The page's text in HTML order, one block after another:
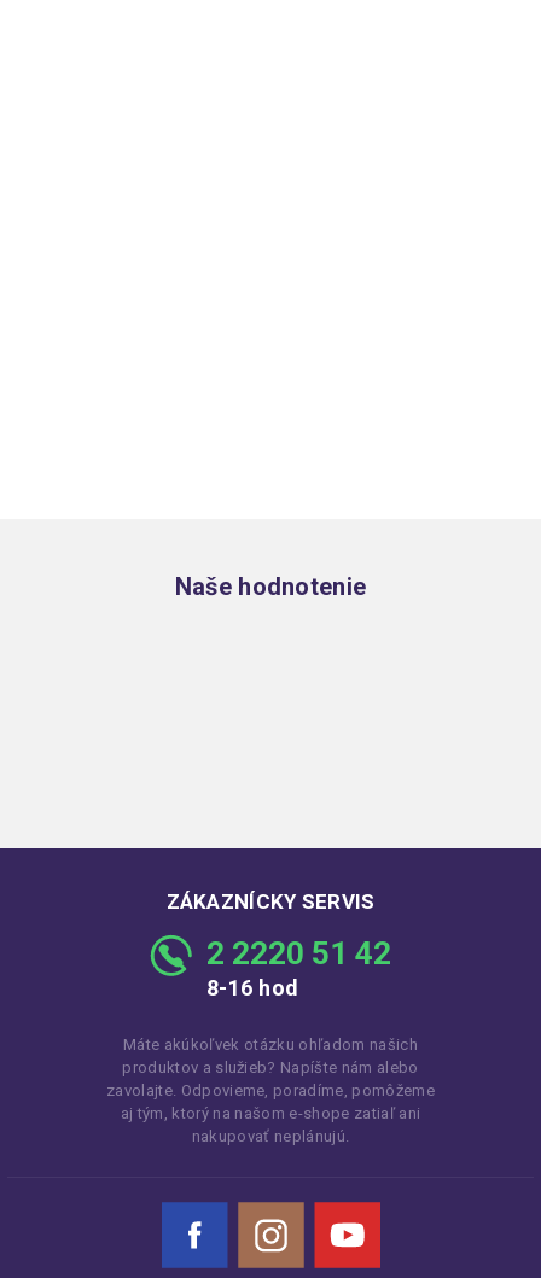
Naše hodnotenie
ZÁKAZNÍCKY SERVIS
2 2220 51 42
8-16 hod
Máte akúkoľvek otázku ohľadom našich
produktov a služieb? Napíšte nám alebo
zavolajte. Odpovieme, poradíme, pomôžeme
aj tým, ktorý na našom e-shope zatiaľ ani
nakupovať neplánujú.
Facebook Instagram YouTube